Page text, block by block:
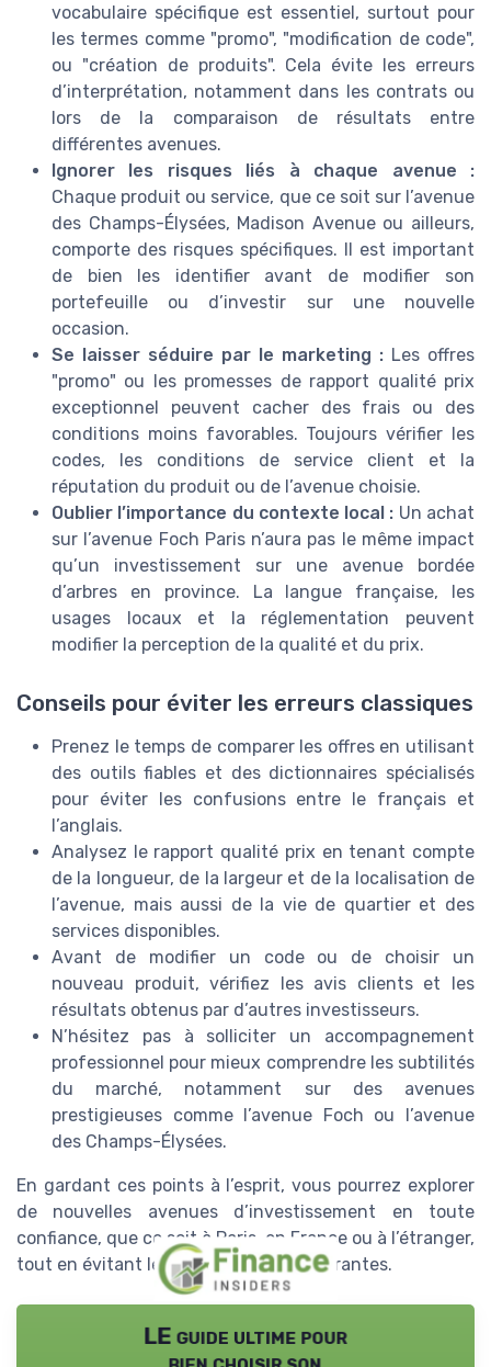
vocabulaire spécifique est essentiel, surtout pour
les termes comme "promo", "modification de code",
ou "création de produits". Cela évite les erreurs
d’interprétation, notamment dans les contrats ou
lors de la comparaison de résultats entre
différentes avenues.
Ignorer les risques liés à chaque avenue :
Chaque produit ou service, que ce soit sur l’avenue
des Champs-Élysées, Madison Avenue ou ailleurs,
comporte des risques spécifiques. Il est important
de bien les identifier avant de modifier son
portefeuille ou d’investir sur une nouvelle
occasion.
Se laisser séduire par le marketing : Les offres
"promo" ou les promesses de rapport qualité prix
exceptionnel peuvent cacher des frais ou des
conditions moins favorables. Toujours vérifier les
codes, les conditions de service client et la
réputation du produit ou de l’avenue choisie.
Oublier l’importance du contexte local : Un achat
sur l’avenue Foch Paris n’aura pas le même impact
qu’un investissement sur une avenue bordée
d’arbres en province. La langue française, les
usages locaux et la réglementation peuvent
modifier la perception de la qualité et du prix.
Conseils pour éviter les erreurs classiques
Prenez le temps de comparer les offres en utilisant
des outils fiables et des dictionnaires spécialisés
pour éviter les confusions entre le français et
l’anglais.
Analysez le rapport qualité prix en tenant compte
de la longueur, de la largeur et de la localisation de
l’avenue, mais aussi de la vie de quartier et des
services disponibles.
Avant de modifier un code ou de choisir un
nouveau produit, vérifiez les avis clients et les
résultats obtenus par d’autres investisseurs.
N’hésitez pas à solliciter un accompagnement
professionnel pour mieux comprendre les subtilités
du marché, notamment sur des avenues
prestigieuses comme l’avenue Foch ou l’avenue
des Champs-Élysées.
En gardant ces points à l’esprit, vous pourrez explorer
de nouvelles avenues d’investissement en toute
confiance, que ce soit à Paris, en France ou à l’étranger,
tout en évitant les erreurs les plus courantes.
LE guide ultime pour